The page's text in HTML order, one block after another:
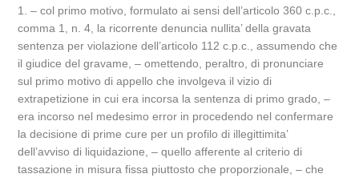
1. – col primo motivo, formulato ai sensi dell’articolo 360 c.p.c.,
comma 1, n. 4, la ricorrente denuncia nullita’ della gravata
sentenza per violazione dell’articolo 112 c.p.c., assumendo che
il giudice del gravame, – omettendo, peraltro, di pronunciare
sul primo motivo di appello che involgeva il vizio di
extrapetizione in cui era incorsa la sentenza di primo grado, –
era incorso nel medesimo error in procedendo nel confermare
la decisione di prime cure per un profilo di illegittimita’
dell’avviso di liquidazione, – quello afferente al criterio di
tassazione in misura fissa piuttosto che proporzionale, – che